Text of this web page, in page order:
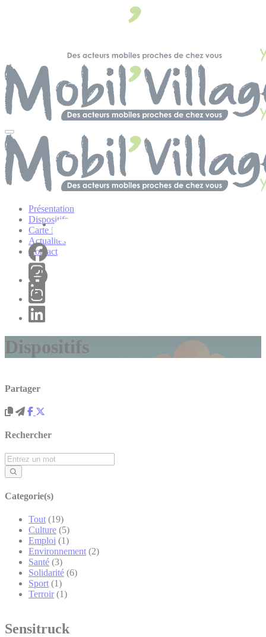
Présentation
Dispositifs
Carte interactive
Actualités
Contact
Dispositifs
Partager
Rechercher
Categorie(s)
Tout (19)
Culture (5)
Emploi (1)
Environnement (2)
Santé (3)
Solidarité (6)
Sport (1)
Terroir (1)
Sensitruck